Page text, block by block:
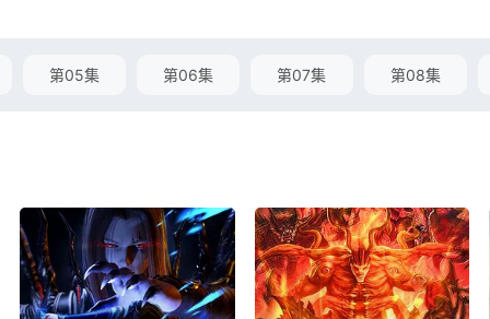
第05集 第06集 第07集 第08集